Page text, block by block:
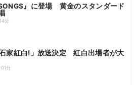
』に登場 黄金のスタンダード
分
石家紅白!」放送決定 紅白出場者が大
分